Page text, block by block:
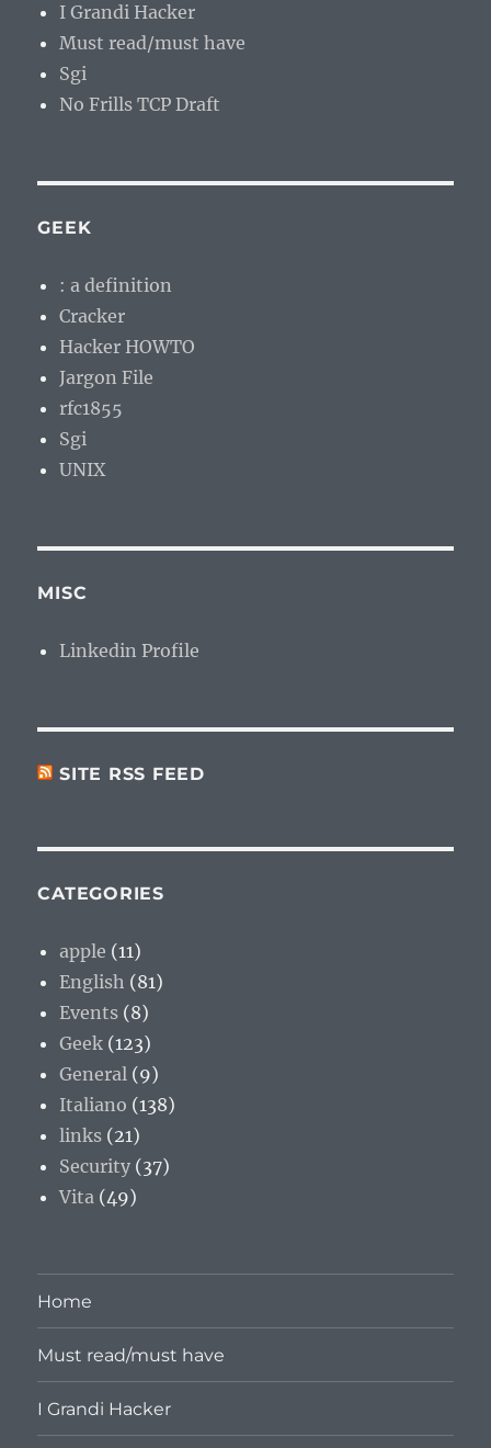
I Grandi Hacker
Must read/must have
Sgi
No Frills TCP Draft
GEEK
: a definition
Cracker
Hacker HOWTO
Jargon File
rfc1855
Sgi
UNIX
MISC
Linkedin Profile
SITE RSS FEED
CATEGORIES
apple (11)
English (81)
Events (8)
Geek (123)
General (9)
Italiano (138)
links (21)
Security (37)
Vita (49)
Home
Must read/must have
I Grandi Hacker